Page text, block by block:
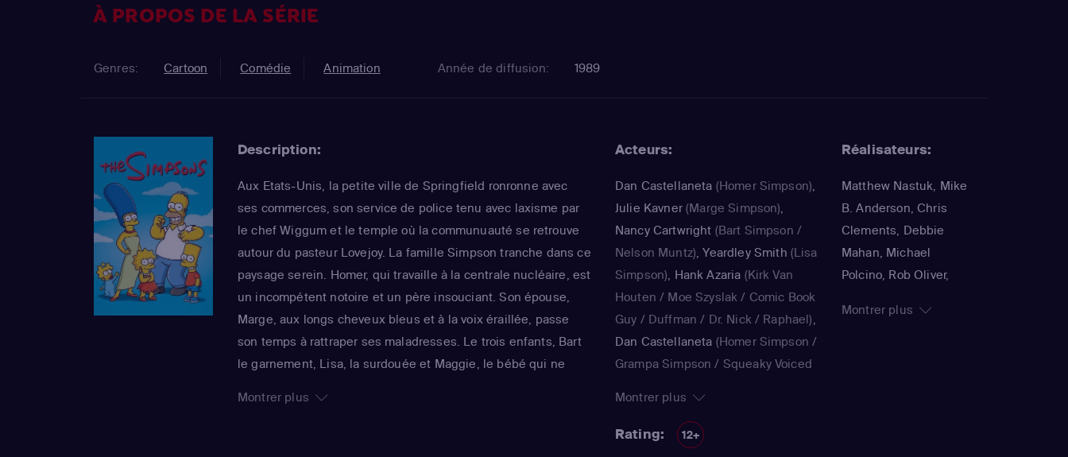
À PROPOS DE LA SÉRIE
Genres: Cartoon Comédie Animation Année de diffusion: 1989
Description:
Aux Etats-Unis, la petite ville de Springfield ronronne avec
ses commerces, son service de police tenu avec laxisme par
le chef Wiggum et le temple où la communuauté se retrouve
autour du pasteur Lovejoy. La famille Simpson tranche dans ce
paysage serein. Homer, qui travaille à la centrale nucléaire, est
un incompétent notoire et un père insouciant. Son épouse,
Marge, aux longs cheveux bleus et à la voix éraillée, passe
son temps à rattraper ses maladresses. Le trois enfants, Bart
le garnement, Lisa, la surdouée et Maggie, le bébé qui ne
foyer. La série impertinente de Matt Groening, qui a déjà fêté
Montrer plus
Acteurs:
Dan Castellaneta (Homer Simpson),
Julie Kavner(Marge Simpson),
Nancy Cartwright (Bart Simpson /
Nelson Muntz),Yeardley Smith (Lisa
Simpson), Hank Azaria (Kirk Van
Houten / Moe Szyslak / Comic Book
Guy / Duffman / Dr. Nick / Raphael),
Dan Castellaneta (Homer Simpson /
Grampa Simpson / Squeaky Voiced
Simpson / Patty Bouvier / voice)
Nancy Cartwright
Kearney Zzyzwicz / voice)
Montrer plus
Rating: 12+
Réalisateurs:
Matthew Nastuk, Mike
B. Anderson, Chris
Clements, Debbie
Mahan, Michael
Polcino, Rob Oliver,
K., Jorge R. Gutiérrez,
Montrer plus